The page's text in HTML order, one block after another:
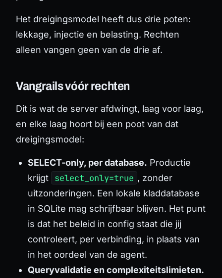
Het dreigingsmodel heeft dus drie poten:
lekkage, injectie en belasting. Rechten
alleen vangen geen van de drie af.
Vangrails vóór rechten
Dit is wat de server afdwingt, laag voor laag,
en elke laag hoort bij een poot van dat
dreigingsmodel:
SELECT-only, per database. Productie
krijgt
select_only=true , zonder
uitzonderingen. Een lokale kladdatabase
in SQLite mag schrijfbaar blijven. Het punt
is dat het beleid in config staat die jij
controleert, per verbinding, in plaats van
in het oordeel van de agent.
Queryvalidatie en complexiteitslimieten.